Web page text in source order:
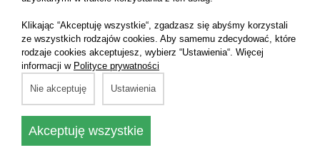
Fendt 939 Vario S4
Fendt 824 Vario SCR
Fendt 819 Vario SCR
Fendt 822 Vario SCR
Fendt 933 Vario SCR
Fendt 927 Vario SCR
Klikając “Akceptuję wszystkie“, zgadzasz się abyśmy korzystali
ze wszystkich rodzajów cookies. Aby samemu zdecydować, które
rodzaje cookies akceptujesz, wybierz “Ustawienia“. Więcej
informacji w Polityce prywatności
Nie akceptuję Ustawienia
Akceptuję wszystkie